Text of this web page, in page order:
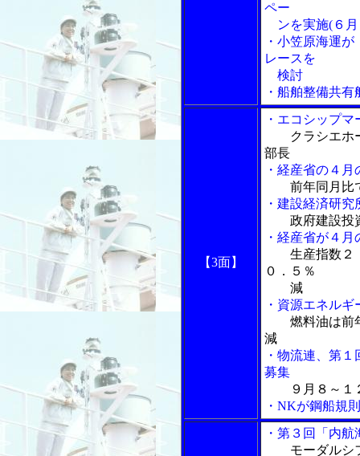
ペー
ンを実施(６月
・小笠原海運
レースを
検討
・船舶整備共
【3面】
・エコシップ
クラシエホ
部長
・経産省の４
前年同月比
・建設経済研
政府建設投
・経産省が４
生産指数２
０．５％
減
・資源エネル
燃料油は前
減
・物流連、第
募集
９月８～
・NKが鋼船規
・第３回「内
モーダルシ